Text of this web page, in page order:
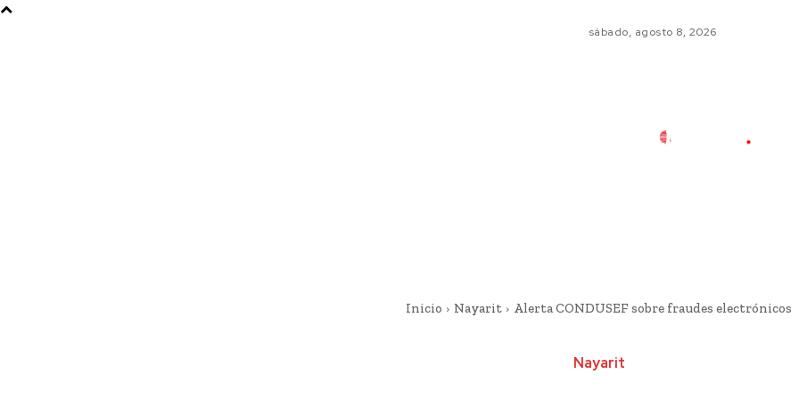
sábado, agosto 8, 2026
Inicio Nayarit Alerta CONDUSEF sobre fraudes electrónicos
Nayarit